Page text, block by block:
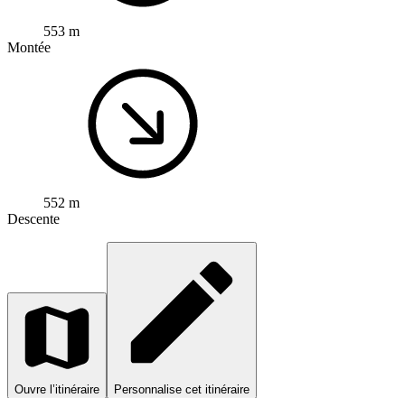
553 m
Montée
552 m
Descente
Ouvre l’itinéraire Personnalise cet itinéraire